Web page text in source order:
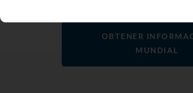
OBTENER
MUNDIAL